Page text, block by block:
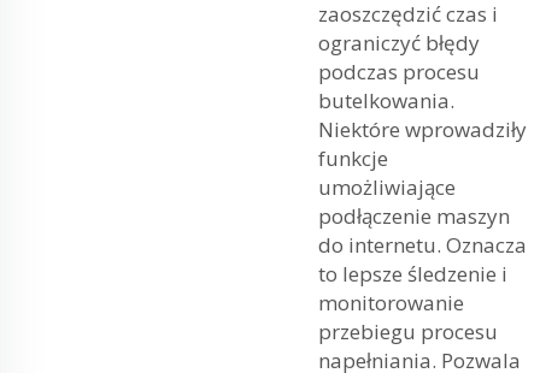
zaoszczędzić czas i
ograniczyć błędy
podczas procesu
butelkowania.
Niektóre wprowadziły
funkcje
umożliwiające
podłączenie maszyn
do internetu. Oznacza
to lepsze śledzenie i
monitorowanie
przebiegu procesu
napełniania. Pozwala